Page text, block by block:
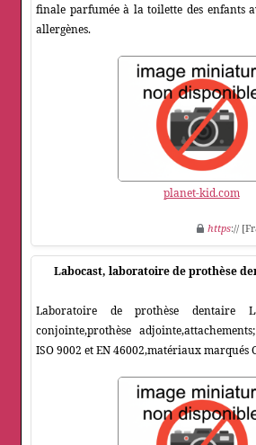
finale parfumée à la toilette des enfants
allergènes.
planet-kid.com
https://
Labocast, laboratoire de prothèse
Laboratoire de prothèse dentaire
conjointe,prothèse
ISO 9002 et EN 46002,matériaux marqués